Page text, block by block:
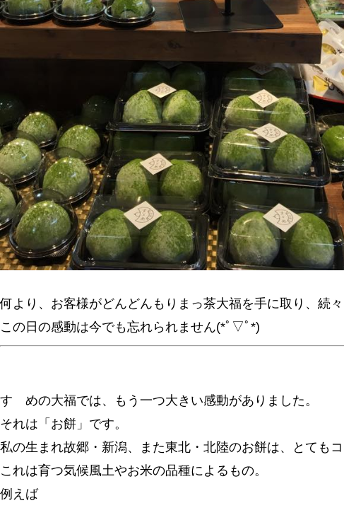
何より、お客様がどんどんもりまっ茶大福を手に取り、続
この日の感動は今でも忘れられません(*ﾟ▽ﾟ*)
すゞめの大福では、もう一つ大きい感動がありました。
それは「お餅」です。
私の生まれ故郷・新潟、また東北・北陸のお餅は、とても
これは育つ気候風土やお米の品種によるもの。
例えば